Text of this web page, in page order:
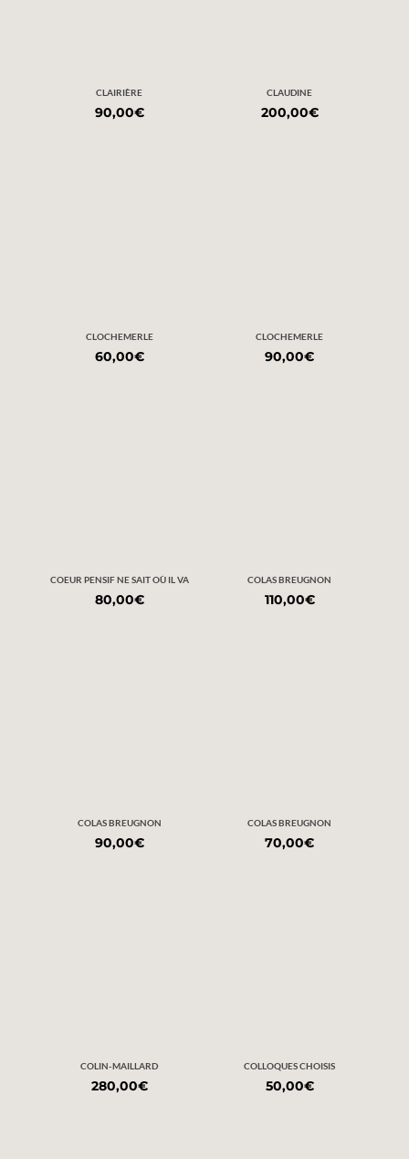
CLAIRIÈRE
90,00€
CLAUDINE
200,00€
CLOCHEMERLE
60,00€
CLOCHEMERLE
90,00€
COEUR PENSIF NE SAIT OÙ IL VA
80,00€
COLAS BREUGNON
110,00€
COLAS BREUGNON
90,00€
COLAS BREUGNON
70,00€
COLIN-MAILLARD
280,00€
COLLOQUES CHOISIS
50,00€